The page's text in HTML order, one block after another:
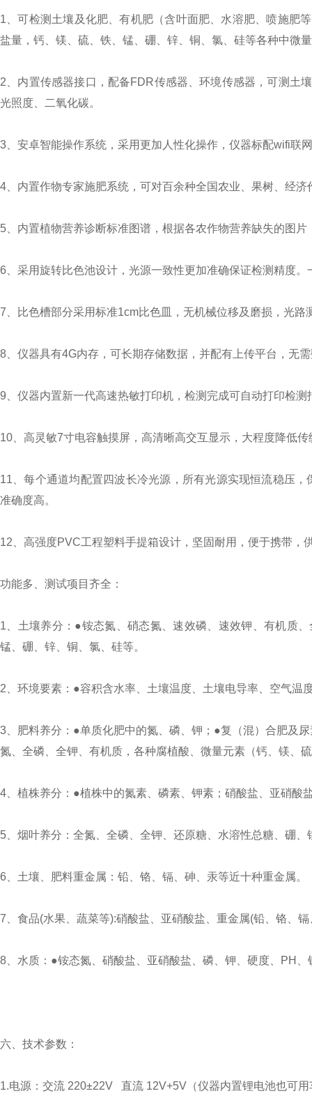
1、可检测土壤及化肥、有机肥（含叶面肥、水溶肥、喷施肥
盐量，钙、镁、硫、铁、锰、硼、锌、铜、氯、硅等各种中微
2、内置传感器接口，配备FDR传感器、环境传感器，可测土
光照度、二氧化碳。
3、安卓智能操作系统，采用更加人性化操作，仪器标配wifi联
4、内置作物专家施肥系统，可对百余种全国农业、果树、经
5、内置植物营养诊断标准图谱，根据各农作物营养缺失的图
6、采用旋转比色池设计，光源一致性更加准确保证检测精度
7、比色槽部分采用标准1cm比色皿，无机械位移及磨损，光
8、仪器具有4G内存，可长期存储数据，并配有上传平台，无
9、仪器内置新一代高速热敏打印机，检测完成可自动打印检测
10、高灵敏7寸电容触摸屏，高清晰高交互显示，大程度降低
11、每个通道均配置四波长冷光源，所有光源实现恒流稳压
准确度高。
12、高强度PVC工程塑料手提箱设计，坚固耐用，便于携带
功能多、测试项目齐全：
1、土壤养分：●铵态氮、硝态氮、速效磷、速效钾、有机质
锰、硼、锌、铜、氯、硅等。
2、环境要素：●容积含水率、土壤温度、土壤电导率、空气温
3、肥料养分：●单质化肥中的氮、磷、钾；●复（混）合肥及
氮、全磷、全钾、有机质，各种腐植酸、微量元素（钙、镁、
4、植株养分：●植株中的氮素、磷素、钾素；硝酸盐、亚硝酸
5、烟叶养分：全氮、全磷、全钾、还原糖、水溶性总糖、硼
6、土壤、肥料重金属：铅、铬、镉、砷、汞等近十种重金属。
7、食品(水果、蔬菜等):硝酸盐、亚硝酸盐、重金属(铅、铬、
8、水质：●铵态氮、硝酸盐、亚硝酸盐、磷、钾、硬度、PH
六、技术参数：
1.电源：交流 220±22V 直流 12V+5V（仪器内置锂电池也可用